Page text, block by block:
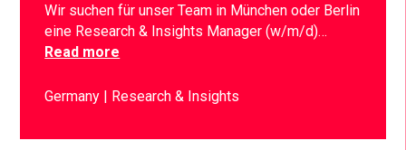
Wir suchen für unser Team in München oder Berlin
eine Research & Insights Manager (w/m/d)…
Read more
Germany Research & Insights